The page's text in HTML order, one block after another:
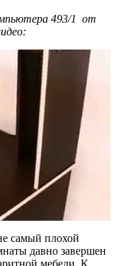
493/1 от
самый плохой
давно завершен